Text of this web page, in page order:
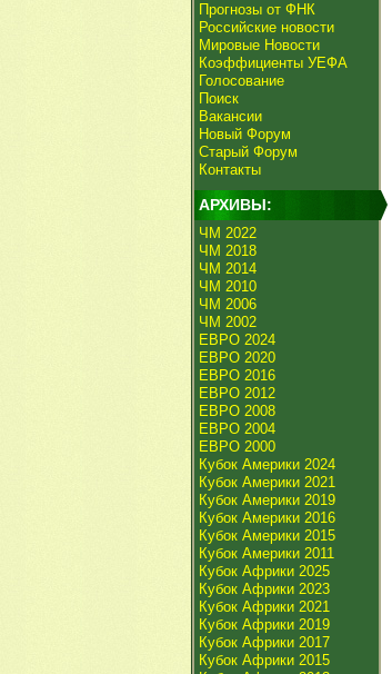
Прогнозы от ФНК
Российские новости
Мировые Новости
Коэффициенты УЕФА
Голосование
Поиск
Вакансии
Новый Форум
Старый Форум
Контакты
АРХИВЫ:
ЧМ 2022
ЧМ 2018
ЧМ 2014
ЧМ 2010
ЧМ 2006
ЧМ 2002
ЕВРО 2024
ЕВРО 2020
ЕВРО 2016
ЕВРО 2012
ЕВРО 2008
ЕВРО 2004
ЕВРО 2000
Кубок Америки 2024
Кубок Америки 2021
Кубок Америки 2019
Кубок Америки 2016
Кубок Америки 2015
Кубок Америки 2011
Кубок Африки 2025
Кубок Африки 2023
Кубок Африки 2021
Кубок Африки 2019
Кубок Африки 2017
Кубок Африки 2015